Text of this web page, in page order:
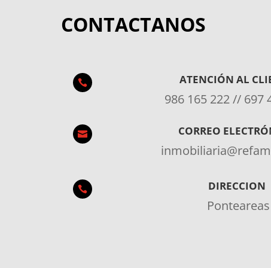
CONTACTANOS
 ATENCIÓN AL
986 165 222 // 697
 CORREO
 DIRECCION
Ponteareas